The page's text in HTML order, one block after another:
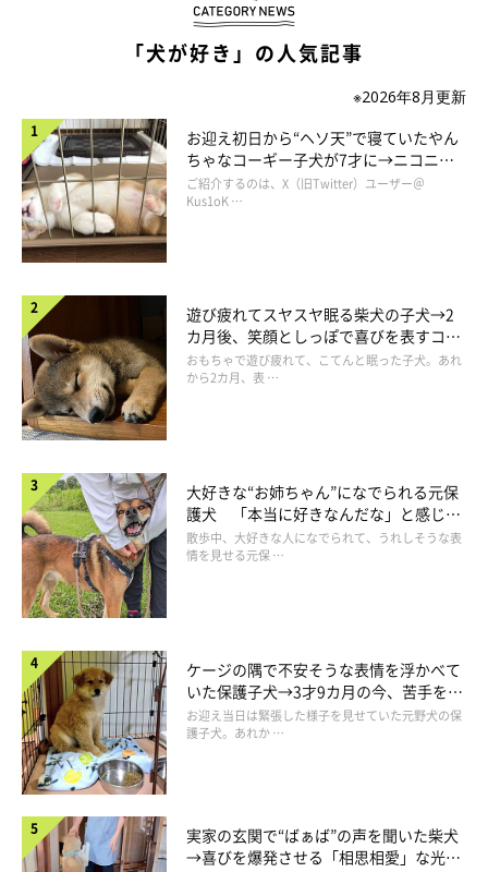
「犬が好き」の人気記事
※2026年8月更新
お迎え初日から“ヘソ天”で寝ていたやん
ちゃなコーギー子犬が7才に→ニコニ
コ“コーギースマイル”が魅力のコに成
長！
ご紹介するのは、X（旧Twitter）ユーザー＠
Kus1oK …
遊び疲れてスヤスヤ眠る柴犬の子犬→2
カ月後、笑顔としっぽで喜びを表すコに
成長！
おもちゃで遊び疲れて、こてんと眠った子犬。あれ
から2カ月、表 …
大好きな“お姉ちゃん”になでられる元保
護犬 「本当に好きなんだな」と感じる
表情にほっこり
散歩中、大好きな人になでられて、うれしそうな表
情を見せる元保 …
ケージの隅で不安そうな表情を浮かべて
いた保護子犬→3才9カ月の今、苦手を克
服し頼もしいコに成長！
お迎え当日は緊張した様子を見せていた元野犬の保
護子犬。あれか …
実家の玄関で“ばぁば”の声を聞いた柴犬
→喜びを爆発させる「相思相愛」な光景